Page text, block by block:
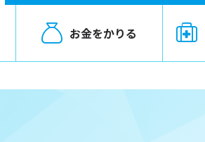
お金をかりる